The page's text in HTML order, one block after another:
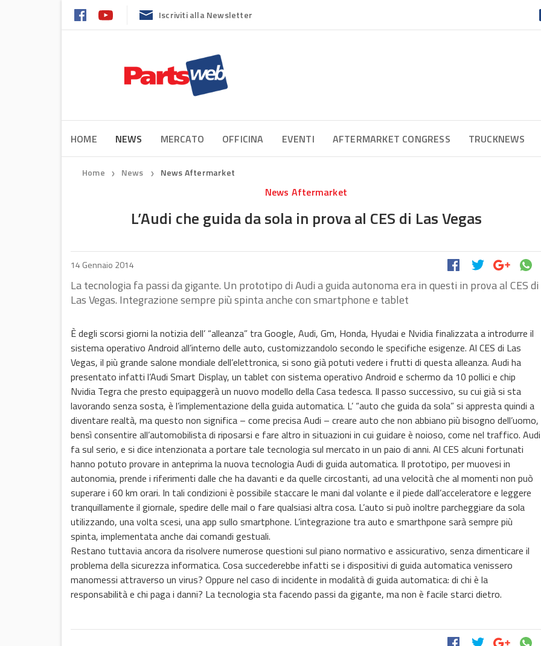
Iscriviti alla Newsletter
HOME NEWS MERCATO OFFICINA EVENTI AFTERMARKET CONGRESS TRUCKNEWS
Home ❯ News ❯ News Aftermarket
News Aftermarket
L’Audi che guida da sola in prova al CES di Las Vegas
14 Gennaio 2014
La tecnologia fa passi da gigante. Un prototipo di Audi a guida autonoma era in questi in prova al CES di
Las Vegas. Integrazione sempre più spinta anche con smartphone e tablet
È degli scorsi giorni la notizia dell’ “alleanza” tra Google, Audi, Gm, Honda, Hyudai e Nvidia finalizzata a introdurre il
sistema operativo Android all’interno delle auto, customizzandolo secondo le specifiche esigenze. Al CES di Las
Vegas, il più grande salone mondiale dell’elettronica, si sono già potuti vedere i frutti di questa alleanza. Audi ha
presentato infatti l’Audi Smart Display, un tablet con sistema operativo Android e schermo da 10 pollici e chip
Nvidia Tegra che presto equipaggerà un nuovo modello della Casa tedesca. Il passo successivo, su cui già si sta
lavorando senza sosta, è l’implementazione della guida automatica. L’ “auto che guida da sola” si appresta quindi a
diventare realtà, ma questo non significa – come precisa Audi – creare auto che non abbiano più bisogno dell’uomo,
bensì consentire all’automobilista di riposarsi e fare altro in situazioni in cui guidare è noioso, come nel traffico. Audi
fa sul serio, e si dice intenzionata a portare tale tecnologia sul mercato in un paio di anni. Al CES alcuni fortunati
hanno potuto provare in anteprima la nuova tecnologia Audi di guida automatica. Il prototipo, per muovesi in
autonomia, prende i riferimenti dalle che ha davanti e da quelle circostanti, ad una velocità che al momenti non può
superare i 60 km orari. In tali condizioni è possibile staccare le mani dal volante e il piede dall’acceleratore e leggere
tranquillamente il giornale, spedire delle mail o fare qualsiasi altra cosa. L’auto si può inoltre parcheggiare da sola
utilizzando, una volta scesi, una app sullo smartphone. L’integrazione tra auto e smarthpone sarà sempre più
spinta, implementata anche dai comandi gestuali.
Restano tuttavia ancora da risolvere numerose questioni sul piano normativo e assicurativo, senza dimenticare il
problema della sicurezza informatica. Cosa succederebbe infatti se i dispositivi di guida automatica venissero
manomessi attraverso un virus? Oppure nel caso di incidente in modalità di guida automatica: di chi è la
responsabilità e chi paga i danni? La tecnologia sta facendo passi da gigante, ma non è facile starci dietro.